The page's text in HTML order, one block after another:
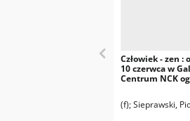
Człowiek - zen :
10 czerwca w
Centrum NCK
Sieprawskiego
(f) Sieprawski,